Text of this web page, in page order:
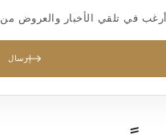
أرغب في تلقي الأخبار والعروض من Modenese Furniture
إرسال